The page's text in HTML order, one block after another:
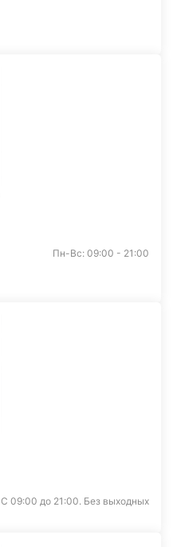
Пн-Вс: 09:00 - 21:00
С 09:00 до 21:00. Без выходных